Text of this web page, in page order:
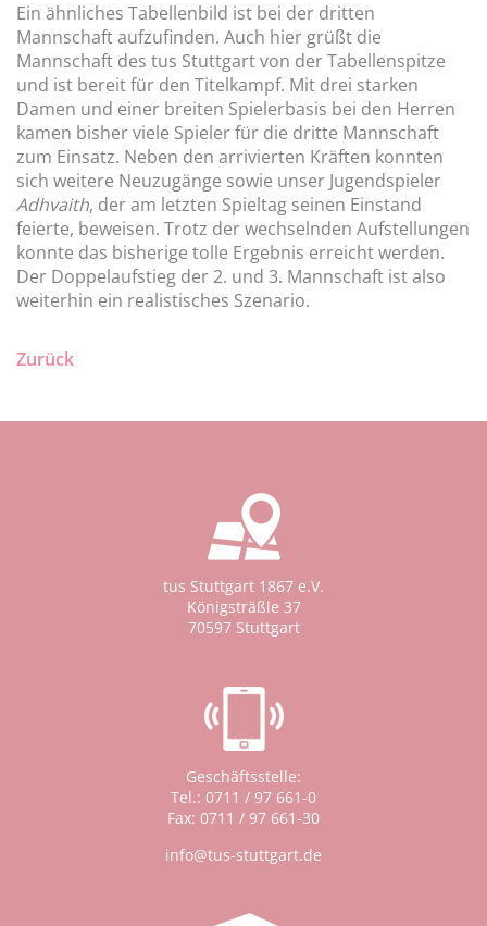
Ein ähnliches Tabellenbild ist bei der dritten
Mannschaft aufzufinden. Auch hier grüßt die
Mannschaft des tus Stuttgart von der Tabellenspitze
und ist bereit für den Titelkampf. Mit drei starken
Damen und einer breiten Spielerbasis bei den Herren
kamen bisher viele Spieler für die dritte Mannschaft
zum Einsatz. Neben den arrivierten Kräften konnten
sich weitere Neuzugänge sowie unser Jugendspieler
Adhvaith, der am letzten Spieltag seinen Einstand
feierte, beweisen. Trotz der wechselnden Aufstellungen
konnte das bisherige tolle Ergebnis erreicht werden.
Der Doppelaufstieg der 2. und 3. Mannschaft ist also
weiterhin ein realistisches Szenario.
Zurück
tus Stuttgart 1867 e.V.
Königsträßle 37
70597 Stuttgart
Geschäftsstelle:
Tel.: 0711 / 97 661-0
Fax: 0711 / 97 661-30
info@tus-stuttgart.de